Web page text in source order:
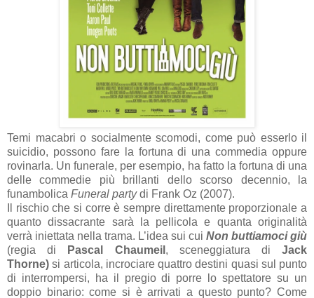
Temi macabri o socialmente scomodi, come può esserlo il
suicidio, possono fare la fortuna di una commedia oppure
rovinarla. Un funerale, per esempio, ha fatto la fortuna di una
delle commedie più brillanti dello scorso decennio, la
funambolica Funeral partydi Frank Oz (2007).
Il rischio che si corre è sempre direttamente proporzionale a
quanto dissacrante sarà la pellicola e quanta originalità
verrà iniettata nella trama. L’idea sui cui Non buttiamoci giù
(regia di
Pascal Chaumeil , sceneggiatura diJack
Thorne) si articola, incrociare quattro destini quasi sul punto
di interrompersi, ha il pregio di porre lo spettatore su un
doppio binario: come si è arrivati a questo punto? Come